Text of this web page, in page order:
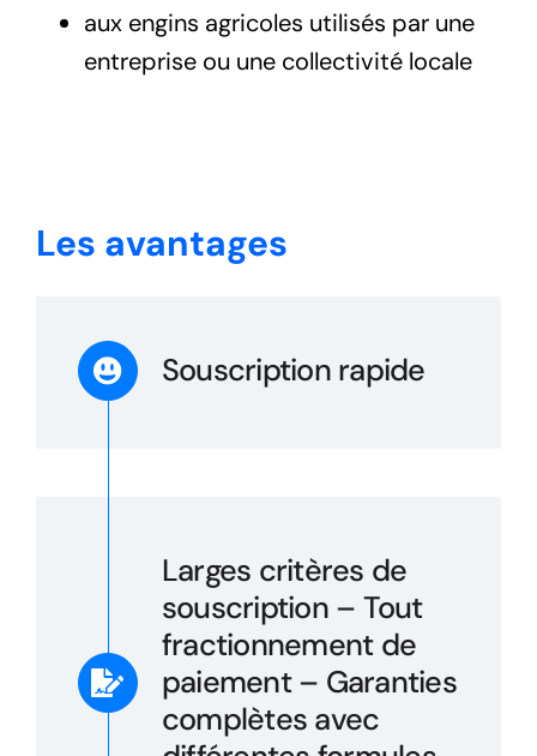
aux engins agricoles utilisés par une
entreprise ou une collectivité locale
Les avantages
Souscription rapide
Larges critères de
souscription – Tout
fractionnement de
paiement – Garanties
complètes avec